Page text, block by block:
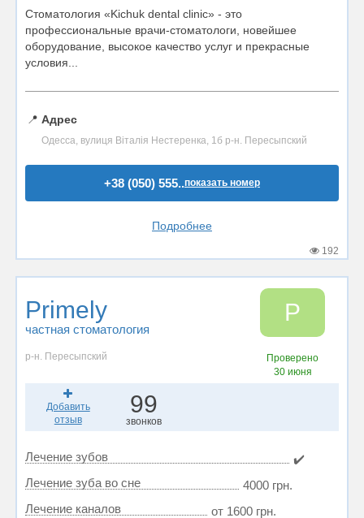
Стоматология «Kichuk dental clinic» - это
профессиональные врачи-стоматологи, новейшее
оборудование, высокое качество услуг и прекрасные
условия...
📍 Адрес
Одесса, вулиця Віталія Нестеренка, 1б р-н. Пересыпский
+38 (050) 555..показать номер
Подробнее
192
Primely
частная стоматология
P
р-н. Пересыпский
Проверено
30 июня
Добавить
отзыв
99
звонков
Лечение зубов
✔️
Лечение зуба во сне
4000 грн.
Лечение каналов
от 1600 грн.